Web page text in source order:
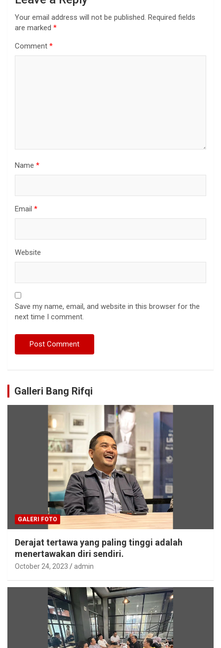
Your email address will not be published. Required fields
are marked *
Comment *
Name *
Email *
Website
Save my name, email, and website in this browser for the
next time I comment.
Galleri Bang Rifqi
GALERI FOTO
Derajat tertawa yang paling tinggi adalah
menertawakan diri sendiri.
October 24, 2023 admin